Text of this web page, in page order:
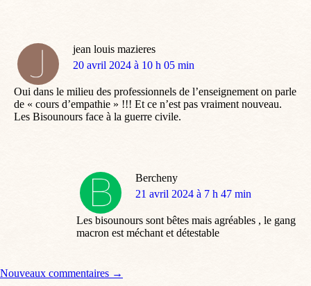
jean louis mazieres
dit
20 avril 2024 à 10 h 05 min
Oui dans le milieu des professionnels de l’enseignement on parle
de « cours d’empathie » !!! Et ce n’est pas vraiment nouveau.
Les Bisounours face à la guerre civile.
Bercheny
dit
21 avril 2024 à 7 h 47 min
Les bisounours sont bêtes mais agréables , le gang
macron est méchant et détestable
Navigation de commentaire
Nouveaux commentaires →